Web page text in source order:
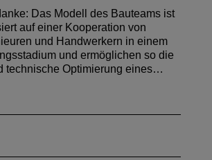
Das Modell des Bauteams ist
auf einer Kooperation von
und Handwerkern in einem
und ermöglichen so die
technische Optimierung eines…